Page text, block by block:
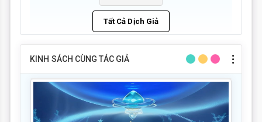
Tất Cả Dịch Giả
KINH SÁCH CÙNG TÁC GIẢ